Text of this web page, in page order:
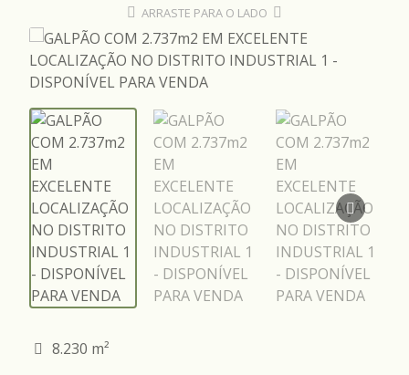
ARRASTE PARA O LADO
8.230 m²